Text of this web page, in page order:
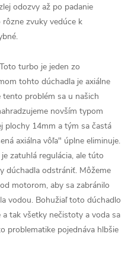
odozvy až po padanie
zvuky vedúce k
turbo je jeden zo
tohto dúchadla je axiálne
problém sa u našich
novším typom
plochy 14mm a tým sa častá
axiálna vôľa" úplne eliminuje.
zatuhlá regulácia, ale túto
dúchadla odstrániť. Môžeme
motorom, aby sa zabránilo
vodou. Bohužiaľ toto dúchadlo
tak všetky nečistoty a voda sa
problematike pojednáva hlbšie